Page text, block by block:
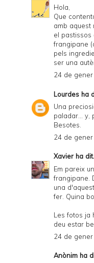
Hola,
Que
amb aquest
el pastissos
frangipane
pels
ser una
24 de
Lourdes ha
Una
paladar... y,
Besotes.
24 de
Xavier ha
Em pareix
frangipane.
una
fer. Quina
Les fotos ja
deu estar
24 de
Anònim ha